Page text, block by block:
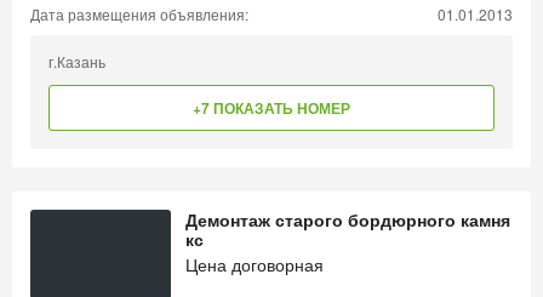
Дата размещения объявления: 01.01.2013
г.Казань
+7 ПОКАЗАТЬ НОМЕР
Демонтаж старого бордюрного камня
кс
Цена договорная